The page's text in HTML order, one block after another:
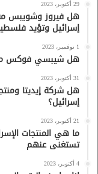
29 أكتوبر، 2023
هل فيروز وشويبس
إسرائيل وتؤيد
1 نوفمبر، 2023
هل شيبسي فوكس
31 أكتوبر، 2023
هل شركة إيديتا
إسرائيل؟
21 أكتوبر، 2023
تستغنى عنهم
4 أكتوبر، 2023